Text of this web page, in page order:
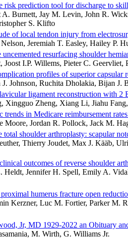
risk prediction tool for discharge to
Burnett, Jay M. Levin, John R.
S. Klifto
of local tendon injury from
Jeremiah T. Easley, Hailey P.
resurfacing shoulder
I.P. Willems, Pieter C.
profiles of superior capsular
Johnson, Ruchita Dholakia, Bijan J.
ligament reconstruction with
Xingguo Zheng, Xiang Li, Jiahu
trends in Medicare reimbursement
Moore, Jordan R. Pollock, Jack M.
total shoulder arthroplasty: scapular
Thierry Joudet, Max J. Kääb,
outcomes of reverse shoulder
Heldt, Jennifer H. Spell, Emily A.
humerus fracture open
Kerzner, Luc M. Fortier, Parker M.
Jr, MD 1929-2022 an Obituary
M. Wirth, G. Williams Jr.